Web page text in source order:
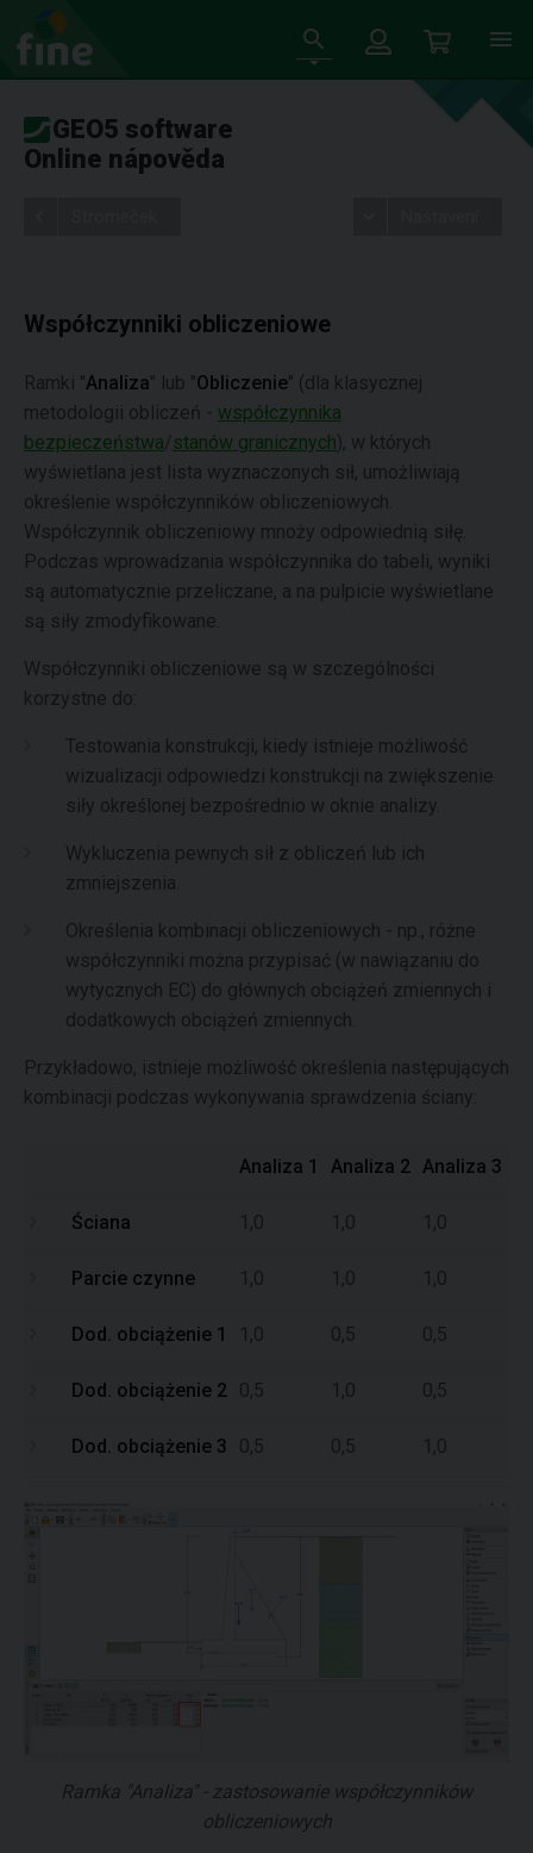
GEO5 software
Online nápověda
Współczynniki obliczeniowe
Ramki "Analiza" lub "Obliczenie" (dla klasycznej
metodologii obliczeń - współczynnika
bezpieczeństwa/stanów granicznych), w których
wyświetlana jest lista wyznaczonych sił, umożliwiają
określenie współczynników obliczeniowych.
Współczynnik obliczeniowy mnoży odpowiednią siłę.
Podczas wprowadzania współczynnika do tabeli, wyniki
są automatycznie przeliczane, a na pulpicie wyświetlane
są siły zmodyfikowane.
Współczynniki obliczeniowe są w szczególności
korzystne do:
Testowania konstrukcji, kiedy istnieje możliwość
wizualizacji odpowiedzi konstrukcji na zwiększenie
siły określonej bezpośrednio w oknie analizy.
Wykluczenia pewnych sił z obliczeń lub ich
zmniejszenia.
Określenia kombinacji obliczeniowych - np., różne
współczynniki można przypisać (w nawiązaniu do
wytycznych EC) do głównych obciążeń zmiennych i
dodatkowych obciążeń zmiennych.
Przykładowo, istnieje możliwość określenia następujących
kombinacji podczas wykonywania sprawdzenia ściany:
Analiza 1 Analiza 2 Analiza 3
Ściana 1,0 1,0 1,0
Parcie czynne 1,0 1,0 1,0
Dod. obciążenie 1 1,0 0,5 0,5
Dod. obciążenie 2 0,5 1,0 0,5
Dod. obciążenie 3 0,5 0,5 1,0
Ramka "Analiza" - zastosowanie współczynników
obliczeniowych